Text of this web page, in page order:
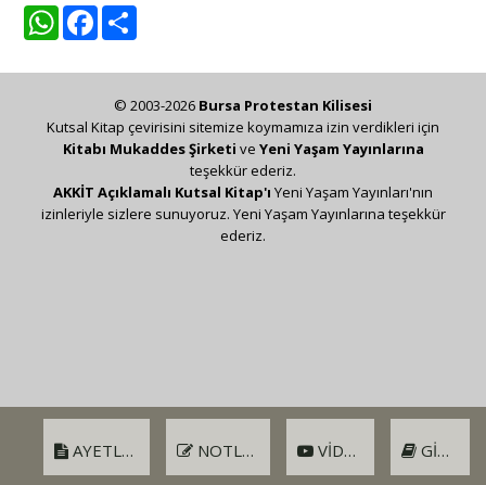
WhatsAppFacebook
AYETLER NOTLAR VIDEO GIRIŞ
© 2003-2026 Bursa Protestan Kilisesi
Kutsal Kitap çevirisini sitemize koymamıza izin verdikleri için
Kitabı Mukaddes Şirketi ve Yeni Yaşam Yayınlarına
teşekkür ederiz.
AKKİT Açıklamalı Kutsal Kitap'ı Yeni Yaşam Yayınları'nın
izinleriyle sizlere sunuyoruz. Yeni Yaşam Yayınlarına teşekkür
ederiz.